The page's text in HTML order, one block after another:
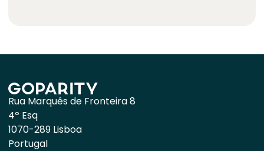
Rua Marquês de Fronteira 8
4º Esq
1070-289 Lisboa
Portugal